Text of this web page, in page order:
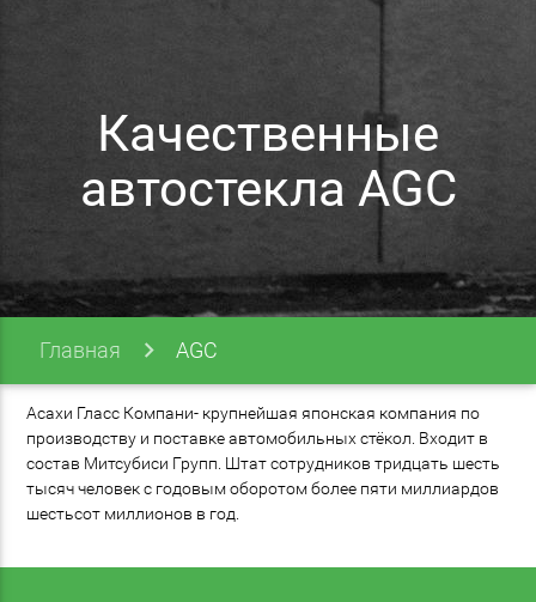
Качественные
автостекла AGC
Главная AGC
Асахи Гласс Компани- крупнейшая японская компания по
производству и поставке автомобильных стёкол. Входит в
состав Митсубиси Групп. Штат сотрудников тридцать шесть
тысяч человек с годовым оборотом более пяти миллиардов
шестьсот миллионов в год.